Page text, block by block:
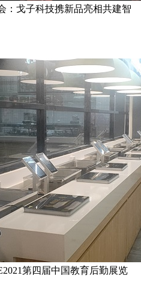
：戈子科技携新品亮相共建智
第四届中国教育后勤展览